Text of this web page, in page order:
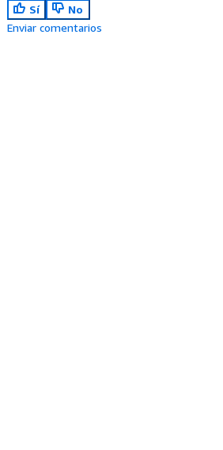
Sí
No
Enviar comentarios